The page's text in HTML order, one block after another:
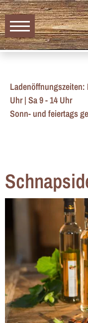
Ladenöffnungszeiten:
Uhr | Sa 9 - 14 Uhr
Sonn- und feiertags